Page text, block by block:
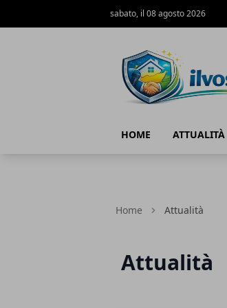
sabato, il 08 agosto 2026
HOME ATTUALITÀ
Home Attualità
Attualità